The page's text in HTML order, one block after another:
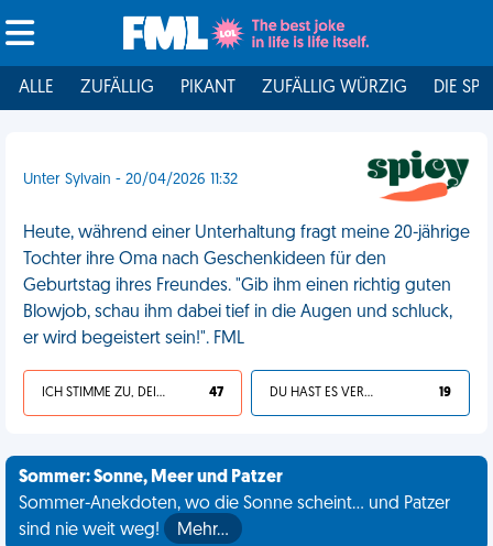
ALLE ZUFÄLLIG PIKANT ZUFÄLLIG WÜRZIG DIE
Unter Sylvain - 20/04/2026 11:32
Heute, während einer Unterhaltung fragt meine 20-jährige
Tochter ihre Oma nach Geschenkideen für den
Geburtstag ihres Freundes. "Gib ihm einen richtig guten
Blowjob, schau ihm dabei tief in die Augen und schluck,
er wird begeistert sein!". FML
ICH STIMME ZU, DEIN LEBEN IST SCHEISSE 47 DU HAST ES VERDIENT 19
Sommer: Sonne, Meer und Patzer
Sommer-Anekdoten, wo die Sonne scheint... und Patzer
sind nie weit weg!
Mehr…